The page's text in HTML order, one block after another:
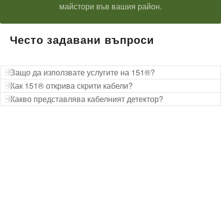
майстори във вашия район.
Често задавани въпроси
Защо да използвате услугите на 151®?
Как 151® открива скрити кабели?
Какво представлява кабелният детектор?